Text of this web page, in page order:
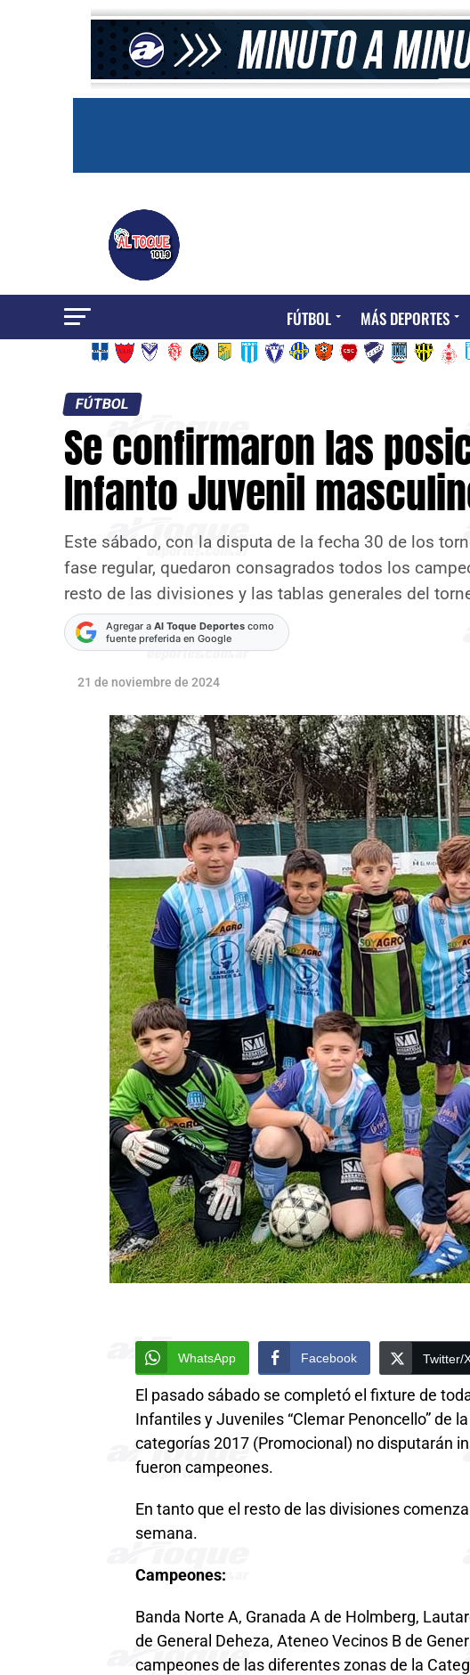
FÚTBOL MÁS DEPORTES
FÚTBOL
Se confirmaron las
Infanto Juvenil
Este sábado, con la disputa de la fecha 30 de los
fase regular, quedaron consagrados todos los
resto de las divisiones y las tablas generales del
Agregar a Al Toque Deportes como
fuente preferida en Google
21 de noviembre de 2024
WhatsApp Facebook Twitter/
El pasado sábado se completó el fixture de
Infantiles y Juveniles “Clemar Penoncello” de
categorías 2017 (Promocional) no disputarán
fueron campeones.
En tanto que el resto de las divisiones
semana.
Campeones:
Banda Norte A, Granada A de Holmberg,
de General Deheza, Ateneo Vecinos B de
campeones de las diferentes zonas de la